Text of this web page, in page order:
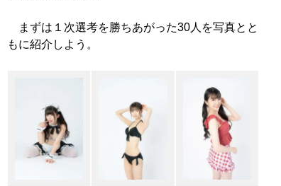
まずは１次選考を勝ちあがった30人を写真とと
もに紹介しよう。